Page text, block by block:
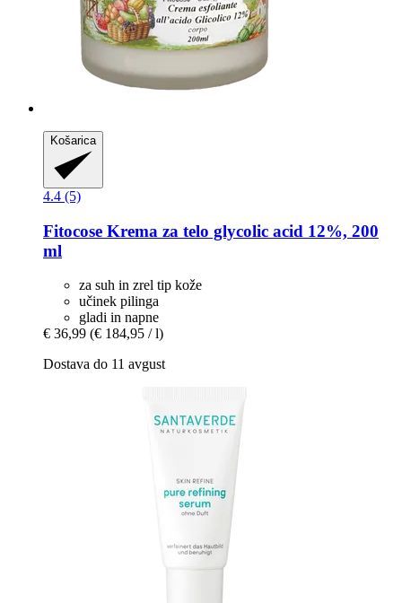
Košarica
4.4 (5)
Fitocose Krema za telo glycolic acid 12%, 200
ml
za suh in zrel tip kože
učinek pilinga
gladi in napne
€ 36,99 (€ 184,95 / l)
Dostava do 11 avgust